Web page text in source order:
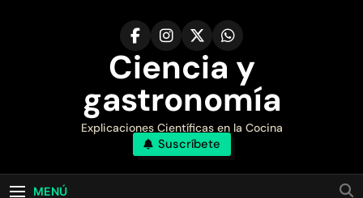
Ciencia y
gastronomía
Explicaciones Científicas en la Cocina
Suscríbete
MENÚ